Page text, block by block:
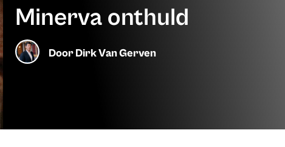
Minerva onthuld
DoorDirk Van Gerven